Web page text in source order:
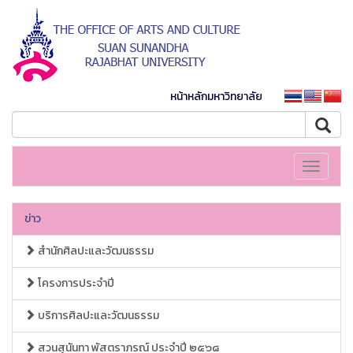
หน้าหลักมหาวิทยาลัย
Toggle
ข่าว
สำนักศิลปะและวัฒนธรรม
โครงการประจำปี
บริการศิลปะและวัฒนธรรม
สวนสุนันทา พัสตราภรณ์ ประจำปี ๒๕๖๘